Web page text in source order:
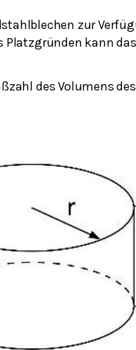
zur
Platzgründen kann
des Volumens